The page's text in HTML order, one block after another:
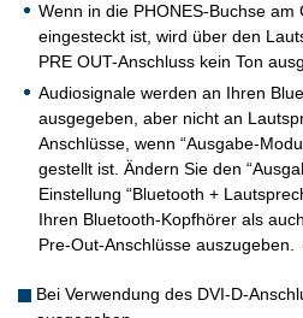
Wenn in die PHONES-Buchse am
eingesteckt ist, wird über den
PRE OUT-Anschluss kein Ton
Audiosignale werden an Ihren
ausgegeben, aber nicht an
Anschlüsse, wenn “Ausgabe-
gestellt ist. Ändern Sie den
Einstellung “Bluetooth +
Ihren Bluetooth-Kopfhörer als
Pre-Out-Anschlüsse auszugeben.
Bei Verwendung des DVI-D-